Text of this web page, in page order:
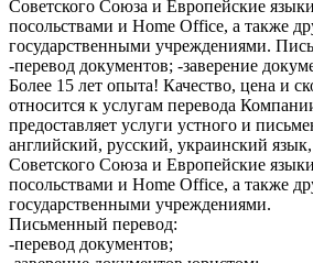
Советского Союза и Европейские
посольствами и Home Office, а также
государственными учреждениями.
-перевод документов; -заверение
Более 15 лет опыта! Качество, цена и
относится к услугам перевода
предоставляет услуги устного и
английский, русский, украинский
Советского Союза и Европейские
посольствами и Home Office, а также
государственными учреждениями.
Письменный перевод:
-перевод документов;